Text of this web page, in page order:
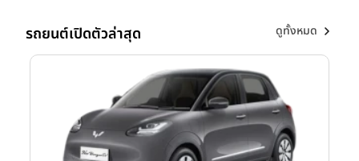
New Land Cruiser FJ World Premiere
รถยนต์เปิดตัวล่าสุด ดูทั้งหมด